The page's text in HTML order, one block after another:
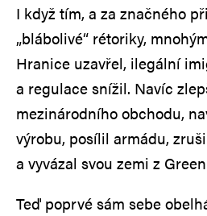
I když tím, a za značného
„blábolivé“ rétoriky,
Hranice uzavřel, ilegální
a regulace snížil. Navíc
mezinárodního obchodu,
výrobu, posílil armádu,
a vyvázal svou zemi z
Teď poprvé sám sebe